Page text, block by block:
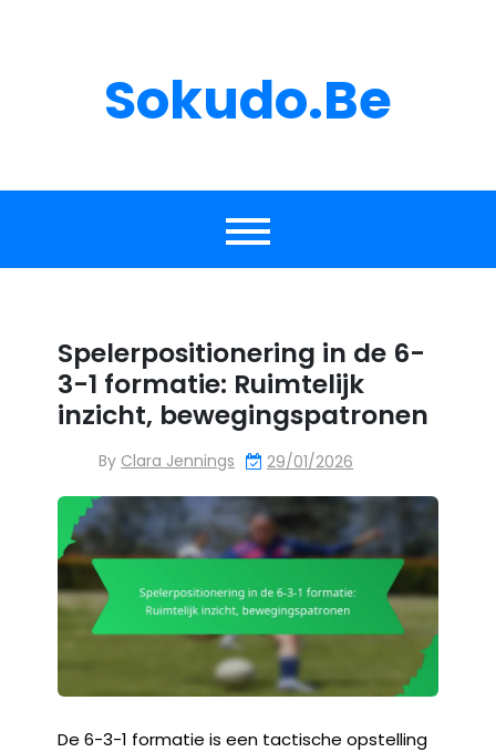
Sokudo.be
Spelerpositionering in de 6-
3-1 formatie: Ruimtelijk
inzicht, bewegingspatronen
By Clara Jennings 29/01/2026
De 6-3-1 formatie is een tactische opstelling